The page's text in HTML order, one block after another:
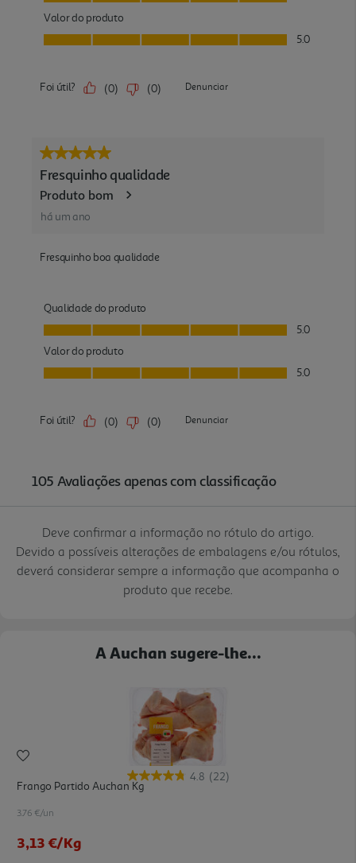
Deve confirmar a informação no rótulo do artigo.
Devido a possíveis alterações de embalagens e/ou rótulos,
deverá considerar sempre a informação que acompanha o
produto que recebe.
A Auchan sugere-lhe...
4.8 (22)
Frango Partido Auchan Kg
3.76 €/un
3,13 €/Kg